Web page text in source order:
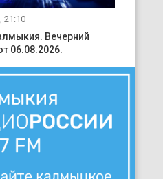
21:10
Вечерний
06.08.2026.